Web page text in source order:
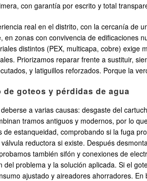
con garantía por escrito y total
real en el distrito, con la cercanía de
en zonas con convivencia de edificaciones
distintos (PEX, multicapa, cobre)
Priorizamos reparar frente a sustituir,
y latiguillos reforzados. Porque la
goteos y pérdidas de agua
a varias causas: desgaste del
tramos antiguos y modernos, por lo
de estanqueidad, comprobando si la fuga
reductora si existe. Después
también sifón y conexiones de
del problema y la solución aplicada. Si el
ajustado y aireadores ahorradores.